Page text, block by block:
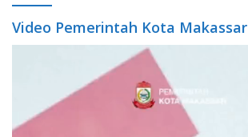
Video Pemerintah Kota Makassar